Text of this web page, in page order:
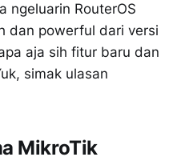
ngeluarin RouterOS
dan powerful dari versi
aja sih fitur baru dan
simak ulasan
MikroTik